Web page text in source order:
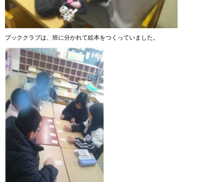
ブッククラブは、班に分かれて絵本をつくっていました。